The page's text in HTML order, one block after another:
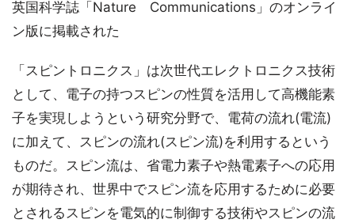
英国科学誌「Nature Communications」のオンライ
ン版に掲載された
「スピントロニクス」は次世代エレクトロニクス技術
として、電子の持つスピンの性質を活用して高機能素
子を実現しようという研究分野で、電荷の流れ(電流)
に加えて、スピンの流れ(スピン流)を利用するという
ものだ。スピン流は、省電力素子や熱電素子への応用
が期待され、世界中でスピン流を応用するために必要
とされるスピンを電気的に制御する技術やスピンの流